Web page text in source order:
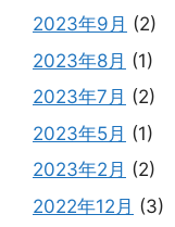
2023年9月 (2)
2023年8月 (1)
2023年7月 (2)
2023年5月 (1)
2023年2月 (2)
2022年12月 (3)